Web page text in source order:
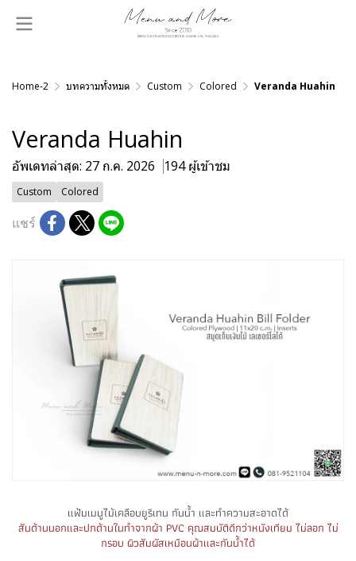
Home-2 บทความทั้งหมด Custom Colored Veranda Huahin
Veranda Huahin
อัพเดทล่าสุด: 27 ก.ค. 2026 194 ผู้เข้าชม
Custom Colored
แชร์
แฟ้มเมนูไม้เคลือบยูริเทน กันน้ำ และทำความสะอาดได้
สันด้านนอกและปกด้านในทำจากผ้า PVC คุณสมบัติดีกว่าหนังเทียม ไม่ลอก ไม่
กรอบ ผิวสัมผัสเหมือนผ้าและกันน้ำได้